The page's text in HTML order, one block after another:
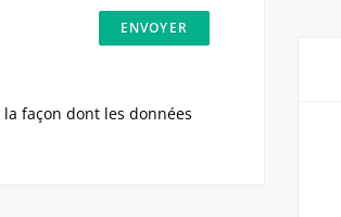
façon dont les données